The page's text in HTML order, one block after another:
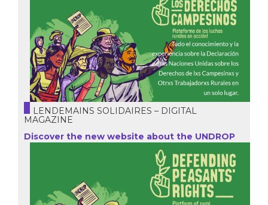
LENDEMAINS SOLIDAIRES – DIGITAL
MAGAZINE
Discover the new website about the UNDROP